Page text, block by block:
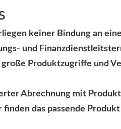
keiner Bindung an
und
Produktzugriffe und
Abrechnung mit
das passende